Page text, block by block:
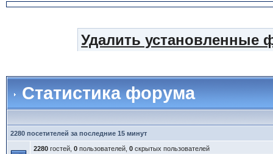
Удалить установленные
Статистика форума
2280 посетителей за последние 15 минут
2280гостей, 0пользователей, 0скрытых пользователей